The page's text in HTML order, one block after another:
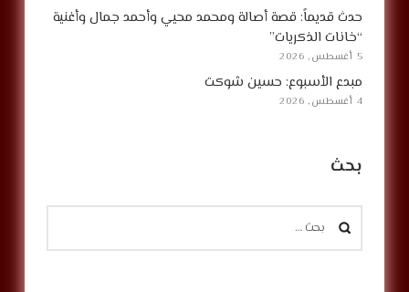
حدث قديماً: قصة أصالة ومحمد محيي وأحمد جمال وأغنية
“خانات الذكريات”
5 أغسطس, 2026
مبدع الأسبوع: حسين شوكت
4 أغسطس, 2026
بحث
البحث
عن: